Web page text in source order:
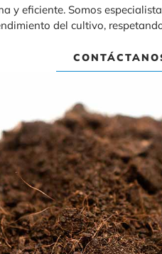
y eficiente. Somos
del cultivo,